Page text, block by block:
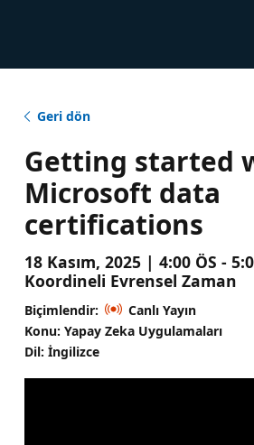
Geri dön
Getting started
Microsoft data
certifications
18 Kasım, 2025 | 4:00 ÖS -
Koordineli Evrensel Zaman
Biçimlendir:
Canlı Yayın
Konu: Yapay Zeka Uygulamaları
Dil: İngilizce